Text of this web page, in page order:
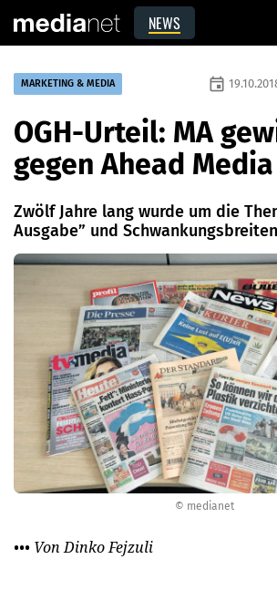
NEWS
© medianet
MARKETING & MEDIA event
OGH-Urteil: MA
gegen Ahead Media
Zwölf Jahre lang wurde um die
Ausgabe” und
••• Von Dinko Fejzuli